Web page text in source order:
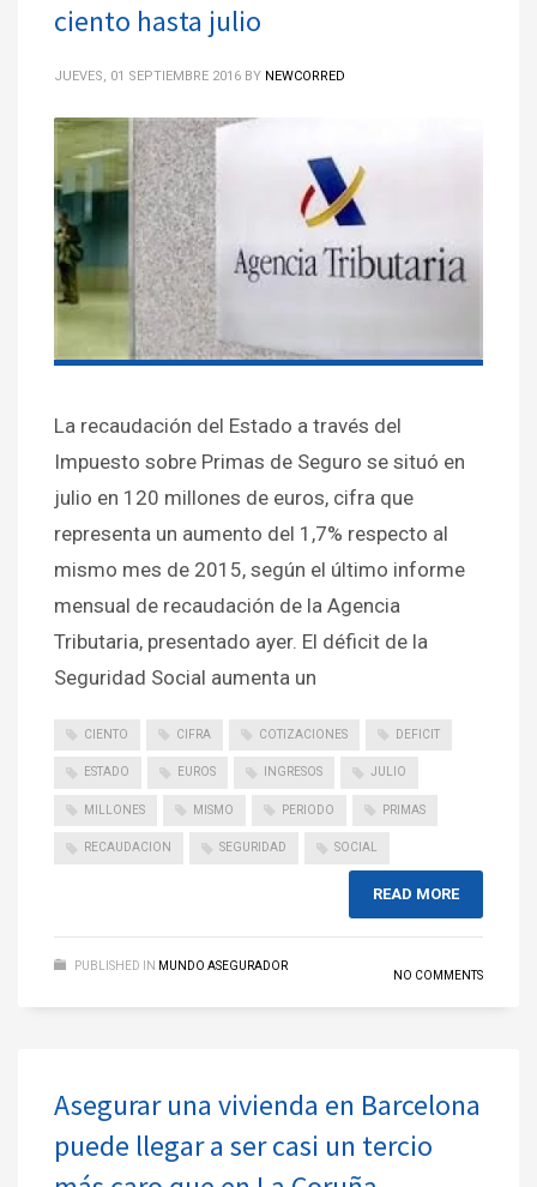
ciento hasta julio
JUEVES, 01 SEPTIEMBRE 2016 BY NEWCORRED
La recaudación del Estado a través del
Impuesto sobre Primas de Seguro se situó en
julio en 120 millones de euros, cifra que
representa un aumento del 1,7% respecto al
mismo mes de 2015, según el último informe
mensual de recaudación de la Agencia
Tributaria, presentado ayer. El déficit de la
Seguridad Social aumenta un
CIENTO CIFRA COTIZACIONES DEFICIT
ESTADO EUROS INGRESOS JULIO
MILLONES MISMO PERIODO PRIMAS
RECAUDACION SEGURIDAD SOCIAL
READ MORE
PUBLISHED IN MUNDO ASEGURADOR
NO COMMENTS
Asegurar una vivienda en Barcelona
puede llegar a ser casi un tercio